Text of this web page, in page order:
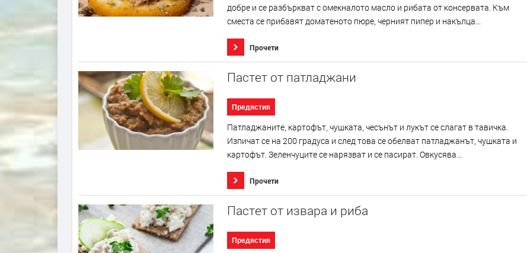
добре и се разбъркват с омекналото масло и рибата от консервата. Към
сместа се прибавят доматеното пюре, черният пипер и накълца...
Прочети
Пастет от патладжани
Предястия
Патладжаните, картофът, чушката, чесънът и лукът се слагат в тавичка.
Изпичат се на 200 градуса и след това се обелват патладжанът, чушката и
картофът. Зеленчуците се нарязват и се пасират. Овкусява...
Прочети
Пастет от извара и риба
Предястия